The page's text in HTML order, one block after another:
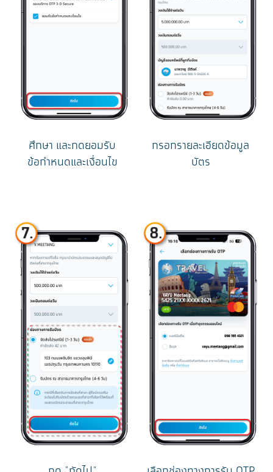
ศึกษา และกดยอมรับ
ข้อกำหนดและเงื่อนไข
กรอกรายละเอียดข้อมูล
บัตร